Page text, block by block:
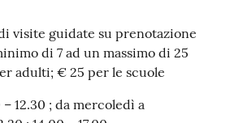
visite guidate su prenotazione
di 7 ad un massimo di 25
adulti; € 25 per le scuole
12.30 ; da mercoledì a